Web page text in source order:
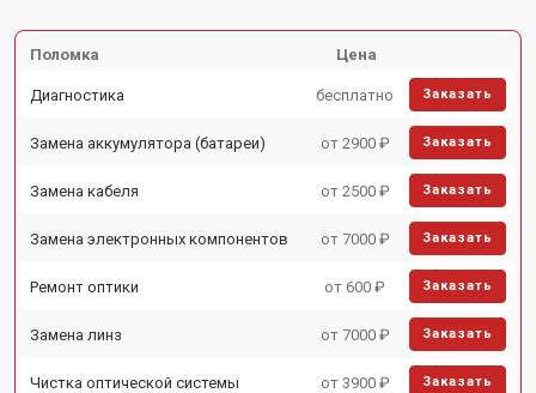
Поломка Цена
Диагностика бесплатно Заказать
Замена аккумулятора (батареи) от 2900 ₽ Заказать
Замена кабеля от 2500 ₽ Заказать
Замена электронных компонентов от 7000 ₽ Заказать
Ремонт оптики от 600 ₽ Заказать
Замена линз от 7000 ₽ Заказать
Чистка оптической системы от 3900 ₽ Заказать